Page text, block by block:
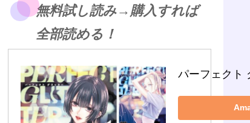
無料試し読み→購入すれば
全部読める！
パーフェクト